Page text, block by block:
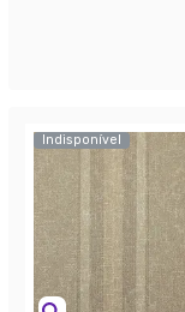
Indisponível